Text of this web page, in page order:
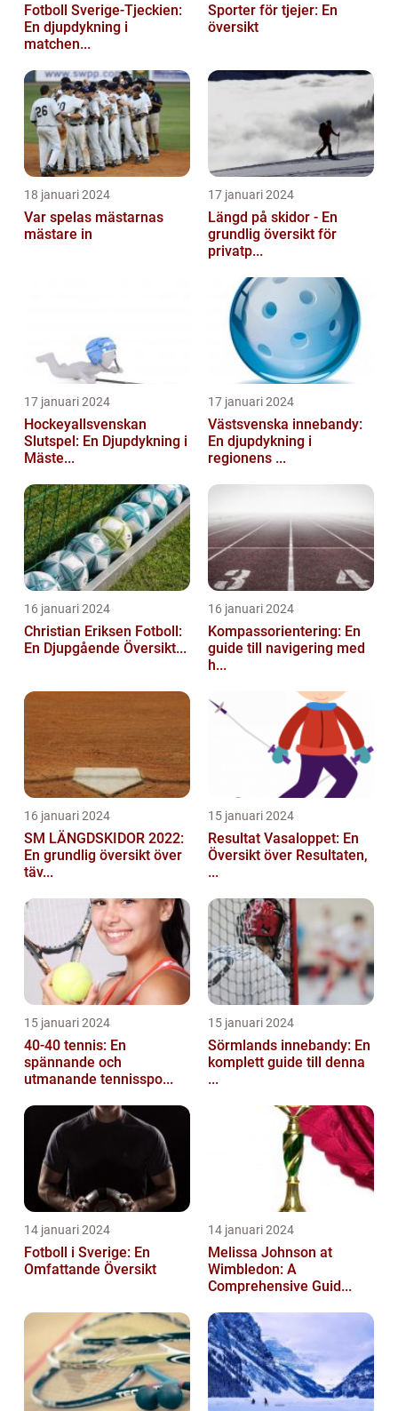
Fotboll Sverige-Tjeckien:
En djupdykning i
matchen...
Sporter för tjejer: En
översikt
18 januari 2024
Var spelas mästarnas
mästare in
17 januari 2024
Längd på skidor - En
grundlig översikt för
privatp...
17 januari 2024
Hockeyallsvenskan
Slutspel: En Djupdykning i
Mäste...
17 januari 2024
Västsvenska innebandy:
En djupdykning i
regionens ...
16 januari 2024
Christian Eriksen Fotboll:
En Djupgående Översikt...
16 januari 2024
Kompassorientering: En
guide till navigering med
h...
16 januari 2024
SM LÄNGDSKIDOR 2022:
En grundlig översikt över
täv...
15 januari 2024
Resultat Vasaloppet: En
Översikt över Resultaten,
...
15 januari 2024
40-40 tennis: En
spännande och
utmanande tennisspo...
15 januari 2024
Sörmlands innebandy: En
komplett guide till denna
...
14 januari 2024
Fotboll i Sverige: En
Omfattande Översikt
14 januari 2024
Melissa Johnson at
Wimbledon: A
Comprehensive Guid...